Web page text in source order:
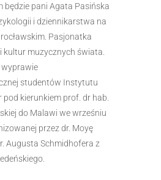
będzie pani Agata Pasińska
i dziennikarstwa na
Pasjonatka
kultur muzycznych świata.
wyprawie
studentów Instytutu
pod kierunkiem prof. dr hab.
do Malawi we wrześniu
przez dr. Moyę
Augusta Schmidhofera z